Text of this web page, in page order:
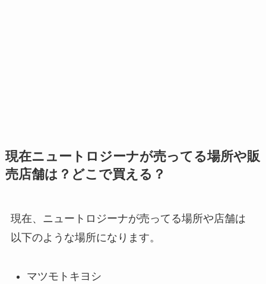
現在ニュートロジーナが売ってる場所や販
売店舗は？どこで買える？
現在、ニュートロジーナが売ってる場所や店舗は
以下のような場所になります。
マツモトキヨシ